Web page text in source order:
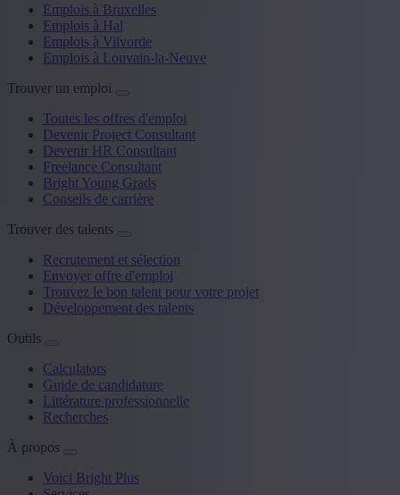
Emplois à Bruxelles
Emplois à Hal
Emplois à Vilvorde
Emplois à Louvain-la-Neuve
Trouver un emploi
Toutes les offres d'emploi
Devenir Project Consultant
Devenir HR Consultant
Freelance Consultant
Bright Young Grads
Conseils de carrière
Trouver des talents
Recrutement et sélection
Envoyer offre d'emploi
Trouvez le bon talent pour votre projet
Développement des talents
Outils
Calculators
Guide de candidature
Littérature professionnelle
Recherches
À propos
Voici Bright Plus